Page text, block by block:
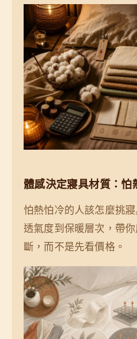
體感決定寢具材質：怕
怕熱怕冷的人該怎麼挑
透氣度到保暖層次，帶
斷，而不是先看價格。